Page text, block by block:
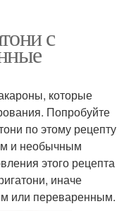
с
которые
Попробуйте
по этому рецепту
и необычным
этого рецепта
иначе
или переваренным.